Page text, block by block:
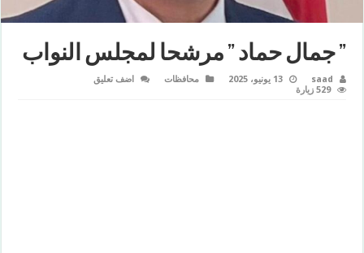
” جمال حماد ” مرشحا لمجلس النواب
saad 13 يونيو، 2025 محافظات
اضف تعليق
529 زيارة